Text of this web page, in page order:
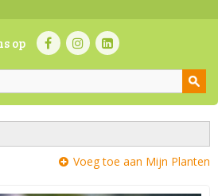
op
Voeg toe aan Mijn Planten